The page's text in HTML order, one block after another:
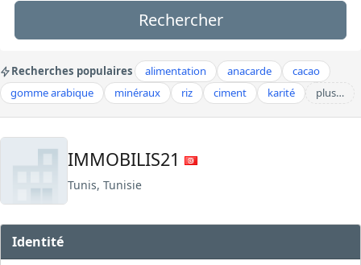
Rechercher
Recherches populaires alimentation anacarde
cacao
gomme arabique
minéraux riz ciment karité plus…
IMMOBILIS21
Tunis, Tunisie
Identité